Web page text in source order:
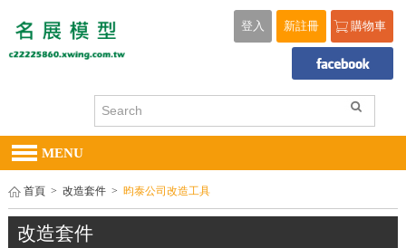
購物車
新註冊
登入
MENU
首頁 > 改造套件 > 昀泰公司改造工具
改造套件